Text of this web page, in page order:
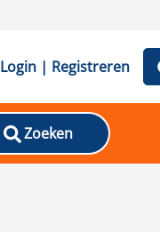
Login | Registreren
Zoeken